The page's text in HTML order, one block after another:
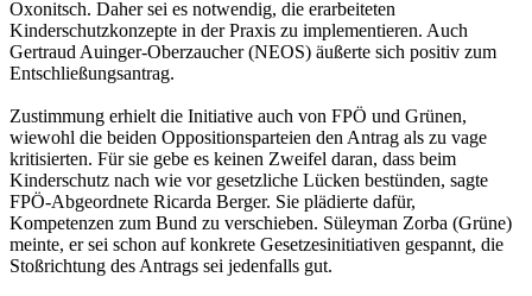
Oxonitsch. Daher sei es notwendig, die erarbeiteten
Kinderschutzkonzepte in der Praxis zu implementieren. Auch
Gertraud Auinger-Oberzaucher (NEOS) äußerte sich positiv zum
Entschließungsantrag.
Zustimmung erhielt die Initiative auch von FPÖ und Grünen,
wiewohl die beiden Oppositionsparteien den Antrag als zu vage
kritisierten. Für sie gebe es keinen Zweifel daran, dass beim
Kinderschutz nach wie vor gesetzliche Lücken bestünden, sagte
FPÖ-Abgeordnete Ricarda Berger. Sie plädierte dafür,
Kompetenzen zum Bund zu verschieben. Süleyman Zorba (Grüne)
meinte, er sei schon auf konkrete Gesetzesinitiativen gespannt, die
Stoßrichtung des Antrags sei jedenfalls gut.